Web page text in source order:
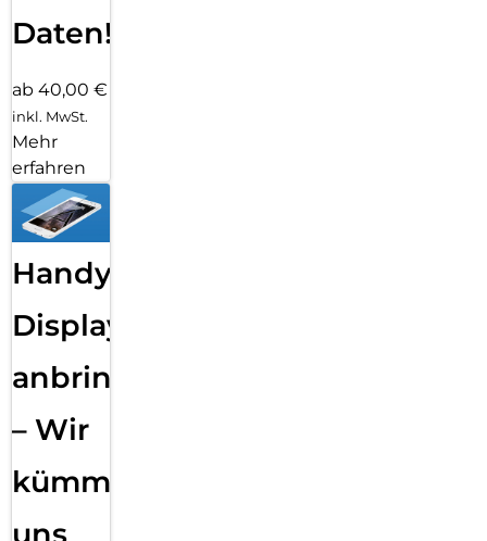
Daten!
ab 40,00 €
inkl. MwSt.
Mehr
erfahren
Handy
Displayfolie
anbringen
– Wir
kümmern